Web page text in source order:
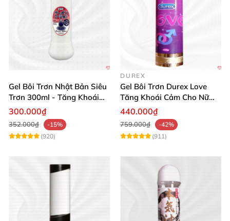
Gel Bôi Trơn Nhật Bản Siêu
Trơn 300ml - Tăng Khoái
Cảm
300.000₫
352.000₫
-15%
(920)
DUREX
Gel Bôi Trơn Durex Love
Tăng Khoái Cảm Cho Nữ
Mua Sắm Ngay
440.000₫
759.000₫
-42%
(911)